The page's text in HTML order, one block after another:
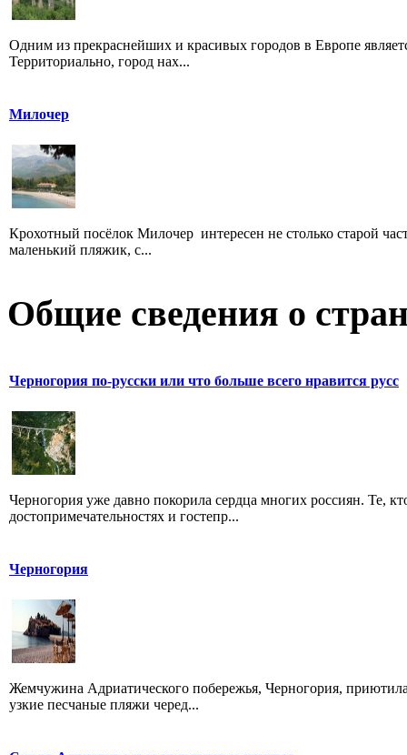
Одним из прекраснейших и красивых городов в Европе
Территориально, город нах...
Милочер
Крохотный посёлок Милочер интересен не столько старой
маленький пляжик, с...
Общие сведения о
Черногория по-русски или что больше всего нравится русс
Черногория уже давно покорила сердца многих россиян. Те,
достопримечательностях и гостепр...
Черногория
Жемчужина Адриатического побережья, Черногория,
узкие песчаные пляжи черед...